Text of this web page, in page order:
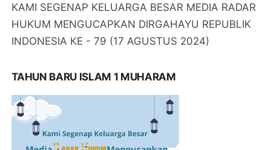
KAMI SEGENAP KELUARGA BESAR MEDIA RADAR
HUKUM MENGUCAPKAN DIRGAHAYU REPUBLIK
INDONESIA KE - 79 (17 AGUSTUS 2024)
TAHUN BARU ISLAM 1 MUHARAM